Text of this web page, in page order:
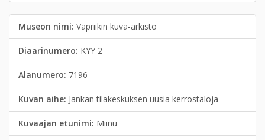
Museon nimi: Vapriikin kuva-arkisto
Diaarinumero: KYY 2
Alanumero: 7196
Kuvan aihe: Jankan tilakeskuksen uusia kerrostaloja
Kuvaajan etunimi: Miinu